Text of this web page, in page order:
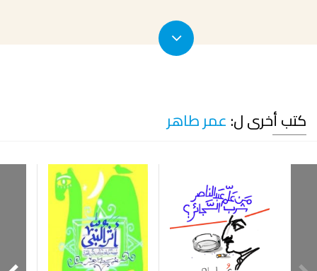
كتب أخرى ل: عمر طاهر